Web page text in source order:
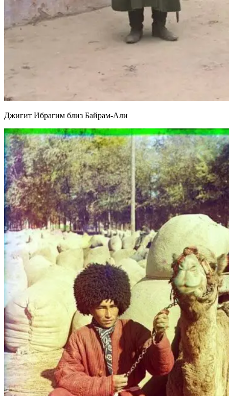
Джигит Ибрагим близ Байрам-Али